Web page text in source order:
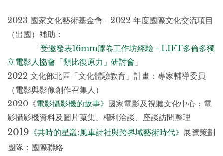
2023 國家文化藝術基金會 - 2022 年度國際文化交流項目
（出國） 補助：
「受邀發表16mm膠卷工作坊經驗－LIFT多倫多獨
立電影人協會「類比復原力」研討會 」
2022 文化部北區「文化體驗教育」計畫：專家輔導委員
（電影與影像創作召集人）
2020《電影攝影機的故事》 國家電影及視聽文化中心：電
影攝影機資料及圖片蒐集、權利洽談、座談訪問整理
2019 《共時的星叢:風車詩社與跨界域藝術時代》 展覽策劃
團隊：國際聯絡